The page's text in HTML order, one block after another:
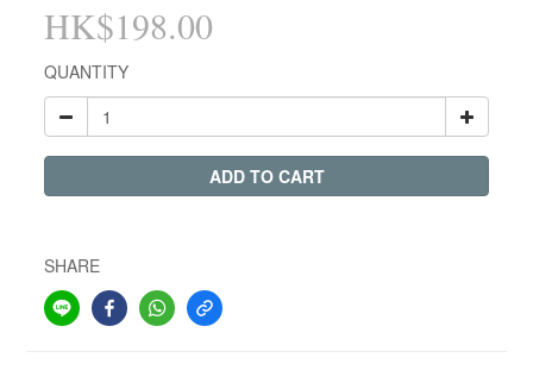
HK$198.00
QUANTITY
ADD TO CART
SHARE